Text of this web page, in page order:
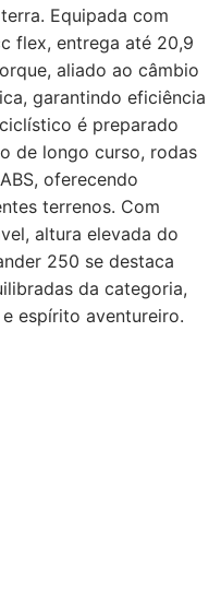
Equipada com
flex, entrega até 20,9
aliado ao câmbio
garantindo eficiência
é preparado
de longo curso, rodas
oferecendo
terrenos. Com
altura elevada do
250 se destaca
da categoria,
espírito aventureiro.